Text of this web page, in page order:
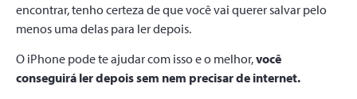
encontrar, tenho certeza de que você vai querer salvar pelo
menos uma delas para ler depois.
O iPhone pode te ajudar com isso e o melhor,você
conseguirá ler depois sem nem precisar de internet.